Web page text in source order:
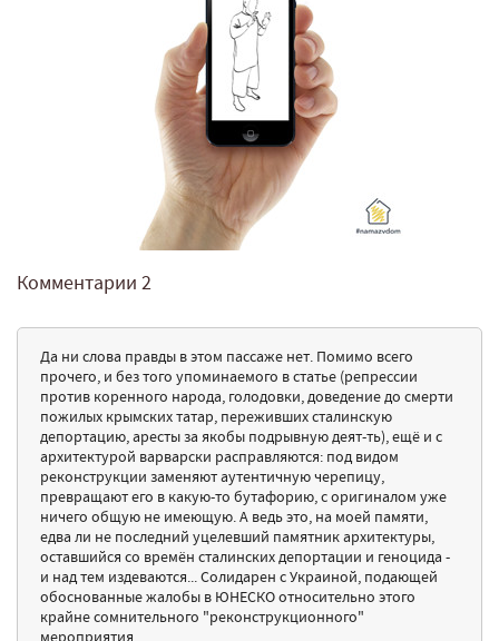
Комментарии 2
Да ни слова правды в этом пассаже нет. Помимо всего
прочего, и без того упоминаемого в статье (репрессии
против коренного народа, голодовки, доведение до смерти
пожилых крымских татар, переживших сталинскую
депортацию, аресты за якобы подрывную деят-ть), ещё и с
архитектурой варварски расправляются: под видом
реконструкции заменяют аутентичную черепицу,
превращают его в какую-то бутафорию, с оригиналом уже
ничего общую не имеющую. А ведь это, на моей памяти,
едва ли не последний уцелевший памятник архитектуры,
оставшийся со времён сталинских депортации и геноцида -
и над тем издеваются... Солидарен с Украиной, подающей
обоснованные жалобы в ЮНЕСКО относительно этого
крайне сомнительного "реконструкционного"
мероприятия...